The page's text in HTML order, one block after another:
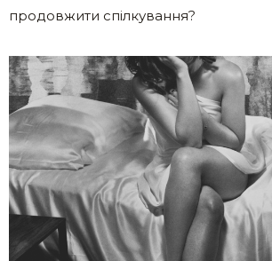
продовжити спілкування?